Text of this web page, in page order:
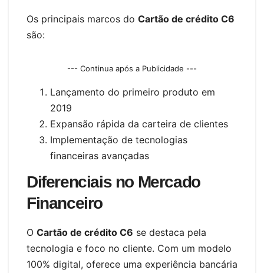
Os principais marcos do Cartão de crédito C6
são:
--- Continua após a Publicidade ---
Lançamento do primeiro produto em
2019
Expansão rápida da carteira de clientes
Implementação de tecnologias
financeiras avançadas
Diferenciais no Mercado
Financeiro
O Cartão de crédito C6 se destaca pela
tecnologia e foco no cliente. Com um modelo
100% digital, oferece uma experiência bancária